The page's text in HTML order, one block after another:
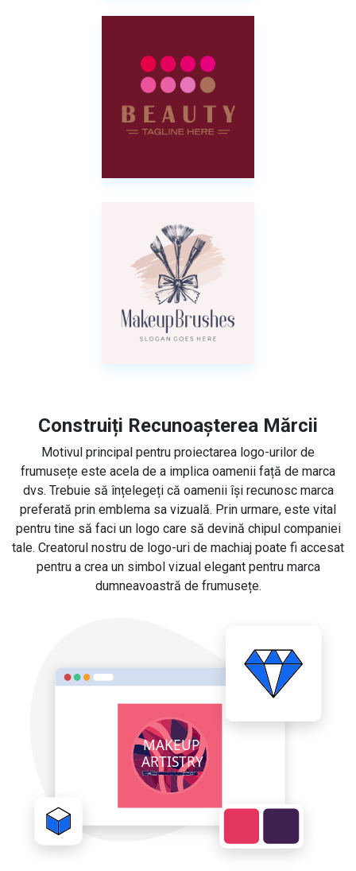
Construiți Recunoașterea Mărcii
Motivul principal pentru proiectarea logo-urilor de
frumusețe este acela de a implica oamenii față de marca
dvs. Trebuie să înțelegeți că oamenii își recunosc marca
preferată prin emblema sa vizuală. Prin urmare, este vital
pentru tine să faci un logo care să devină chipul companiei
tale. Creatorul nostru de logo-uri de machiaj poate fi accesat
pentru a crea un simbol vizual elegant pentru marca
dumneavoastră de frumusețe.